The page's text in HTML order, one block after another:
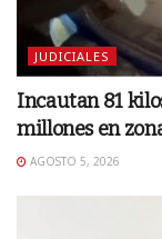
JUDICIALES
Incautan 81
millones en
AGOSTO 5, 2026